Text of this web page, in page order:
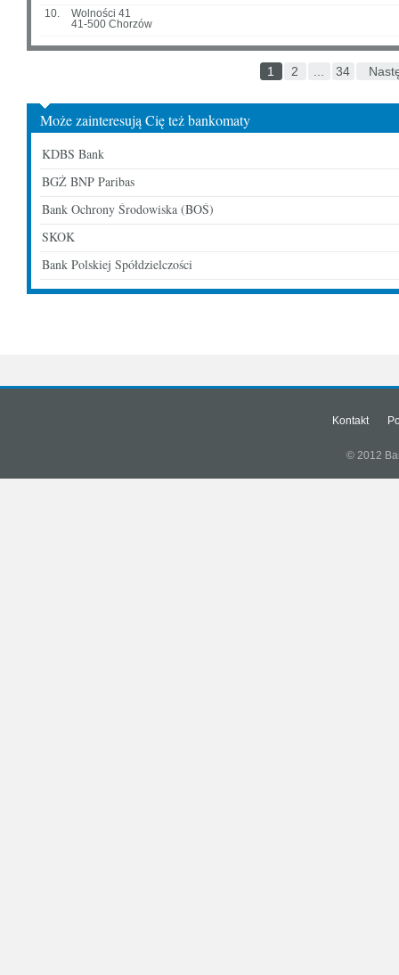
10.
Wolności 41
41-500 Chorzów
1 2 34
Może zainteresują Cię też bankomaty
KDBS Bank
BGŻ BNP Paribas
Bank Ochrony Środowiska (BOŚ)
SKOK
Bank Polskiej Spółdzielczości
Kontakt
© 2012